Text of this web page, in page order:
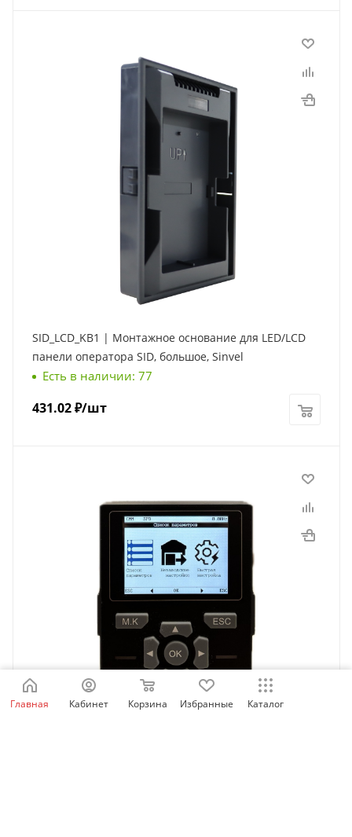
SID_LCD_KB1 | Монтажное основание для LED/LCD
панели оператора SID, большое, Sinvel
Есть в наличии: 77
431.02₽/шт
Главная Кабинет Корзина Избранные Каталог